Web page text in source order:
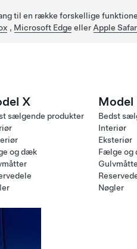
til en række forskellige
, Microsoft Edge eller Apple
X
sælgende produkter
og dæk
Model
Bedst
Interiør
Eksteriør
Fælge og
Nøgler